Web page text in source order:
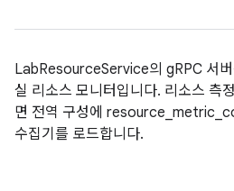
LabResourceService의 gRPC 서
실 리소스 모니터입니다. 리소스 측
면 전역 구성에
수집기를 로드합니다.